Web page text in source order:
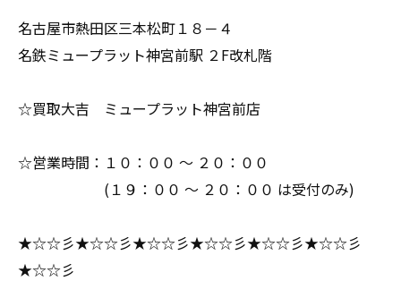
名古屋市熱田区三本松町１８－４
名鉄ミュープラット神宮前駅 ２F改札階
☆買取大吉 ミュープラット神宮前店
☆営業時間：１０：００ ～ ２０：００
(１９：００ ～ ２０：００ は受付のみ)
★☆☆彡★☆☆彡★☆☆彡★☆☆彡★☆☆彡★☆☆彡
★☆☆彡